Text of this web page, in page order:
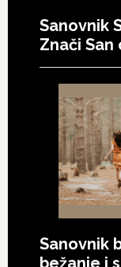
Sanovnik
Znači San
Sanovnik